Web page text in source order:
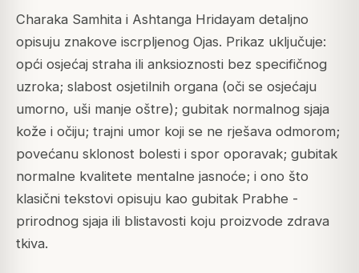
Charaka Samhita i Ashtanga Hridayam detaljno
opisuju znakove iscrpljenog Ojas. Prikaz uključuje:
opći osjećaj straha ili anksioznosti bez specifičnog
uzroka; slabost osjetilnih organa (oči se osjećaju
umorno, uši manje oštre); gubitak normalnog sjaja
kože i očiju; trajni umor koji se ne rješava odmorom;
povećanu sklonost bolesti i spor oporavak; gubitak
normalne kvalitete mentalne jasnoće; i ono što
klasični tekstovi opisuju kao gubitak Prabhe -
prirodnog sjaja ili blistavosti koju proizvode zdrava
tkiva.